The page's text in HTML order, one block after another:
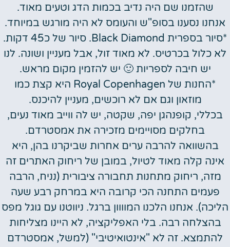
שהזמנו שם היה נדיב בכמות הדג וטעים מאוד.
אנחנו נסענו בסופ"ש והעומס לא היה מורגש במיוחד.
*סיור בספרית Black Diamond. סיור של כ45 דקות.
לא כלול בכרטיס. לא מאוד זול, אבל מעניין ושונה. לנו
יש חיבה לספריות 🙂 יש להזמין מקום מראש.
*החנות של Royal Copenhagen היא קצת כמו
מוזאון וגם אם לא רוכשים, מעניין להיכנס.
בכללי, קופנהגן יפה, שקטה, יש לה ווייב מאוד נעים,
בחלקים מסויימים מזכירה את אמסטרדם.
בהשוואה להרבה ערים אחרות שביקרנו בהן, היא
אינה קלה מאוד לטיול, במובן של ריחוק האתרים זה
מזה, ריחוק מתחנות תחבורה ציבורית (נניח, הרבה
פעמים התחנה הכי קרובה היא במרחק רבע שעה
הליכה). אנחנו הלכנו המוווון ברגל. ניווטנו עם גוגל מפס
בהצלחה רבה. בלי האפליקציה, לא היינו מצליחות
להתמצא. זה לא "אינטואיטיבי" (למשל, אמסטרדם